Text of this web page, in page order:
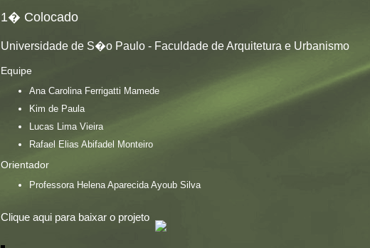
1� Colocado
Universidade de S�o Paulo - Faculdade de Arquitetura e Urbanismo
Equipe
Ana Carolina Ferrigatti Mamede
Kim de Paula
Lucas Lima Vieira
Rafael Elias Abifadel Monteiro
Orientador
Professora Helena Aparecida Ayoub Silva
Clique aqui para baixar o projeto